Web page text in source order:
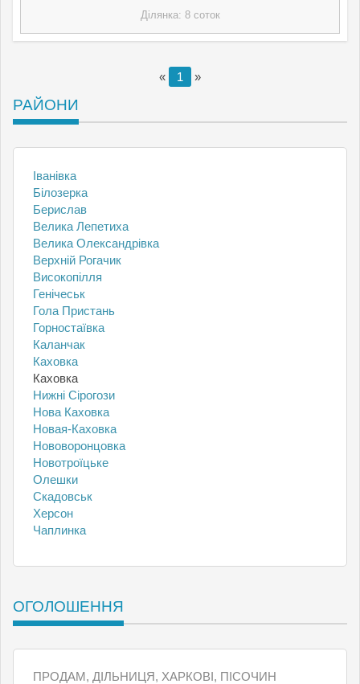
Ділянка: 8 соток
« 1 »
РАЙОНИ
Іванівка
Білозерка
Берислав
Велика Лепетиха
Велика Олександрівка
Верхній Рогачик
Високопілля
Генічеськ
Гола Пристань
Горностаївка
Каланчак
Каховка
Каховка
Нижні Сірогози
Нова Каховка
Новая-Каховка
Нововоронцовка
Новотроїцьке
Олешки
Скадовськ
Херсон
Чаплинка
ОГОЛОШЕННЯ
ПРОДАМ, ДІЛЬНИЦЯ, ХАРКОВІ, ПІСОЧИН